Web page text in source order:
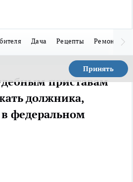
Дача Рецепты Ремонт
Принять
приставам
должника,
федеральном